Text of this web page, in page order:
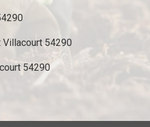
Villacourt 54290
54290